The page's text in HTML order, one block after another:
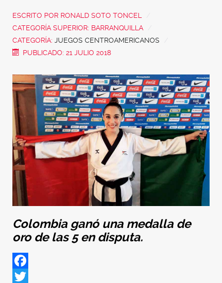
ESCRITO POR RONALD SOTO TONCEL
CATEGORÍA SUPERIOR: BARRANQUILLA
CATEGORÍA: JUEGOS CENTROAMERICANOS
PUBLICADO: 21 JULIO 2018
Colombia ganó una medalla de
oro de las 5 en disputa.
Facebook